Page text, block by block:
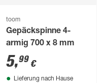
toom
Gepäckspinne 4-
armig 700 x 8 mm
5,99 €
Lieferung nach Hause